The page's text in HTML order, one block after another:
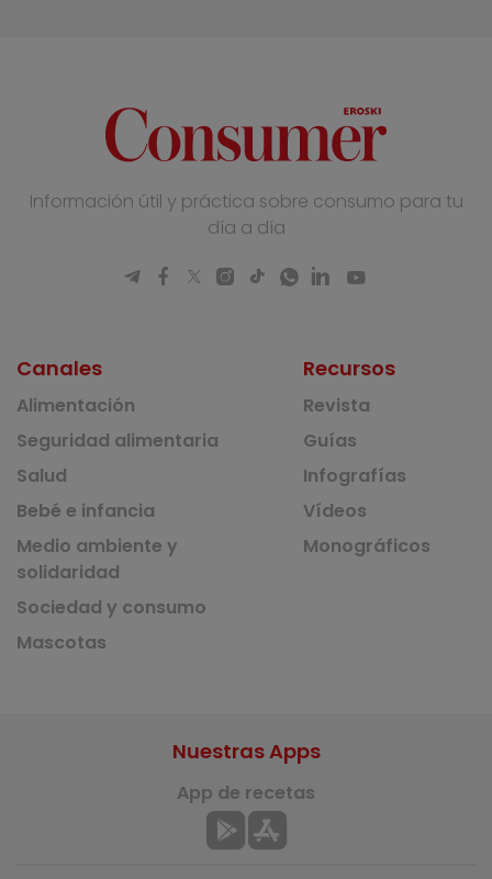
Información útil y práctica sobre consumo para tu
día a día
Canales
Alimentación
Seguridad alimentaria
Salud
Bebé e infancia
Medio ambiente y
solidaridad
Sociedad y consumo
Mascotas
Recursos
Revista
Guías
Infografías
Vídeos
Monográficos
Nuestras Apps
App de recetas